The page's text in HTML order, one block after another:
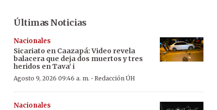
Últimas Noticias
Nacionales
Sicariato en Caazapá: Video revela
balacera que deja dos muertos y tres
heridos en Tava’ i
Agosto 9, 2026 09:46 a. m. · Redacción ÚH
Nacionales